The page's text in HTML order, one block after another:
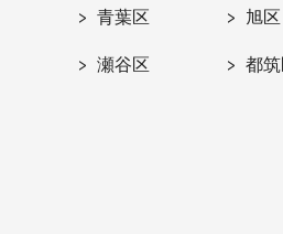
青葉区 旭区
瀬谷区 都